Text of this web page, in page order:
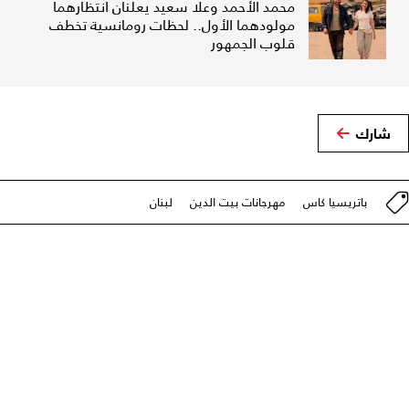
محمد الأحمد وعلا سعيد يعلنان انتظارهما
مولودهما الأول.. لحظات رومانسية تخطف
قلوب الجمهور
شارك
باتريسيا كاس مهرجانات بيت الدين لبنان